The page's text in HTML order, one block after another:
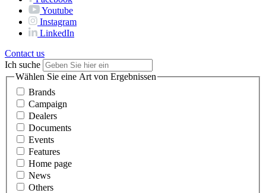
Youtube
Instagram
LinkedIn
Contact us
Ich suche
Wählen Sie eine Art von Ergebnissen
Brands
Campaign
Dealers
Documents
Events
Features
Home page
News
Others